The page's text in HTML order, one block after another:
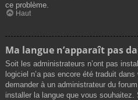
ce problème.
Haut
Ma langue n’apparaît pas
Soit les administrateurs n’ont pas
logiciel n’a pas encore été traduit
demander à un administrateur du
installer la langue que vous souhaitez.